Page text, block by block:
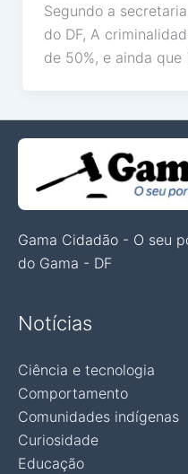
Segundo a
do DF, A
de 50%, e ainda
Gama Cidadão - O seu
do Gama - DF
Notícias
Ciência e tecnologia
Comportamento
Comunidades indígenas
Curiosidade
Educação